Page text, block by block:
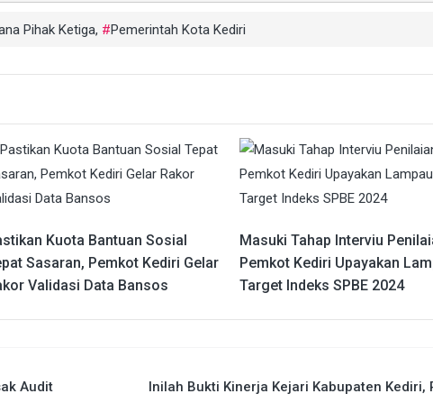
Pihak Ketiga, Pemerintah Kota Kediri
Kuota Bantuan Sosial
Sasaran, Pemkot Kediri Gelar
Validasi Data Bansos
Masuki Tahap Interviu
Pemkot Kediri Upayakan
Target Indeks SPBE 2024
Audit Inilah Bukti Kinerja Kejari Kabupaten Kediri,